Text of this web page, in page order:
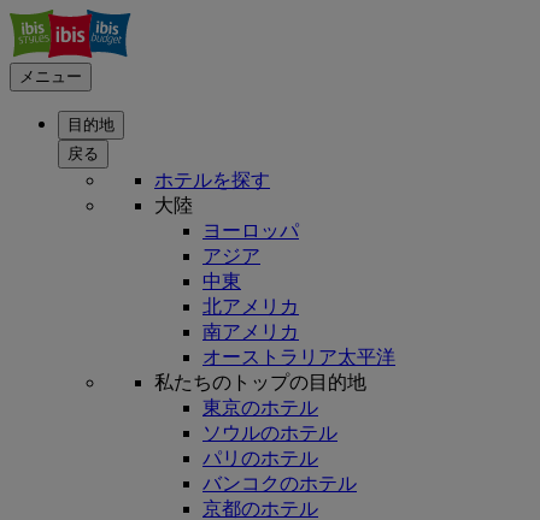
メニュー
目的地
戻る
ホテルを探す
大陸
ヨーロッパ
アジア
中東
北アメリカ
南アメリカ
オーストラリア太平洋
私たちのトップの目的地
東京のホテル
ソウルのホテル
パリのホテル
バンコクのホテル
京都のホテル